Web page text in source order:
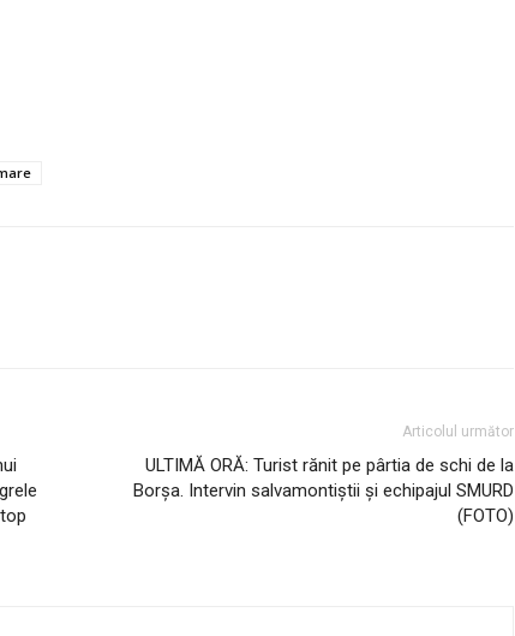
Articolul următor
ULTIMĂ ORĂ: Turist rănit pe pârtia de schi de la
Borșa. Intervin salvamontiștii și echipajul SMURD
(FOTO)